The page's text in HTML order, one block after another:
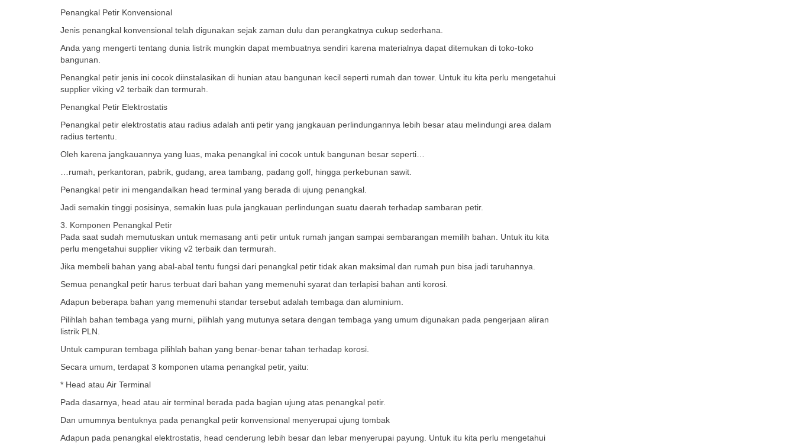
Penangkal Petir Konvensional
Jenis penangkal konvensional telah digunakan sejak zaman dulu dan perangkatnya cukup sederhana.
Anda yang mengerti tentang dunia listrik mungkin dapat membuatnya sendiri karena materialnya dapat ditemukan di toko-toko
bangunan.
Penangkal petir jenis ini cocok diinstalasikan di hunian atau bangunan kecil seperti rumah dan tower. Untuk itu kita perlu mengetahui
supplier viking v2 terbaik dan termurah.
Penangkal Petir Elektrostatis
Penangkal petir elektrostatis atau radius adalah anti petir yang jangkauan perlindungannya lebih besar atau melindungi area dalam
radius tertentu.
Oleh karena jangkauannya yang luas, maka penangkal ini cocok untuk bangunan besar seperti…
…rumah, perkantoran, pabrik, gudang, area tambang, padang golf, hingga perkebunan sawit.
Penangkal petir ini mengandalkan head terminal yang berada di ujung penangkal.
Jadi semakin tinggi posisinya, semakin luas pula jangkauan perlindungan suatu daerah terhadap sambaran petir.
3. Komponen Penangkal Petir
Pada saat sudah memutuskan untuk memasang anti petir untuk rumah jangan sampai sembarangan memilih bahan. Untuk itu kita
perlu mengetahui supplier viking v2 terbaik dan termurah.
Jika membeli bahan yang abal-abal tentu fungsi dari penangkal petir tidak akan maksimal dan rumah pun bisa jadi taruhannya.
Semua penangkal petir harus terbuat dari bahan yang memenuhi syarat dan terlapisi bahan anti korosi.
Adapun beberapa bahan yang memenuhi standar tersebut adalah tembaga dan aluminium.
Pilihlah bahan tembaga yang murni, pilihlah yang mutunya setara dengan tembaga yang umum digunakan pada pengerjaan aliran
listrik PLN.
Untuk campuran tembaga pilihlah bahan yang benar-benar tahan terhadap korosi.
Secara umum, terdapat 3 komponen utama penangkal petir, yaitu:
* Head atau Air Terminal
Pada dasarnya, head atau air terminal berada pada bagian ujung atas penangkal petir.
Dan umumnya bentuknya pada penangkal petir konvensional menyerupai ujung tombak
Adapun pada penangkal elektrostatis, head cenderung lebih besar dan lebar menyerupai payung. Untuk itu kita perlu mengetahui